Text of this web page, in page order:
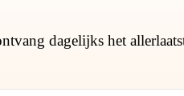
dagelijks het